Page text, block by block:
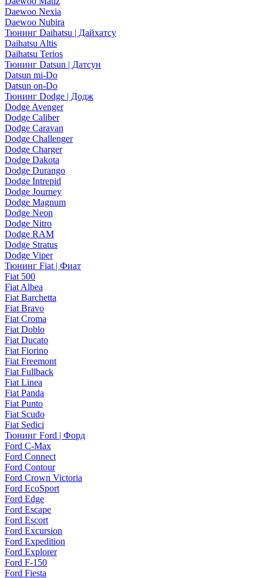
Daewoo Nexia
Daewoo Nubira
Тюнинг Daihatsu | Дайхатсу
Daihatsu Altis
Daihatsu Terios
Тюнинг Datsun | Датсун
Datsun mi-Do
Datsun on-Do
Тюнинг Dodge | Додж
Dodge Avenger
Dodge Caliber
Dodge Caravan
Dodge Challenger
Dodge Charger
Dodge Dakota
Dodge Durango
Dodge Intrepid
Dodge Journey
Dodge Magnum
Dodge Neon
Dodge Nitro
Dodge RAM
Dodge Stratus
Dodge Viper
Тюнинг Fiat | Фиат
Fiat 500
Fiat Albea
Fiat Barchetta
Fiat Bravo
Fiat Croma
Fiat Doblo
Fiat Ducato
Fiat Fiorino
Fiat Freemont
Fiat Fullback
Fiat Linea
Fiat Panda
Fiat Punto
Fiat Scudo
Fiat Sedici
Тюнинг Ford | Форд
Ford C-Max
Ford Connect
Ford Contour
Ford Crown Victoria
Ford EcoSport
Ford Edge
Ford Escape
Ford Escort
Ford Excursion
Ford Expedition
Ford Explorer
Ford F-150
Ford Fiesta